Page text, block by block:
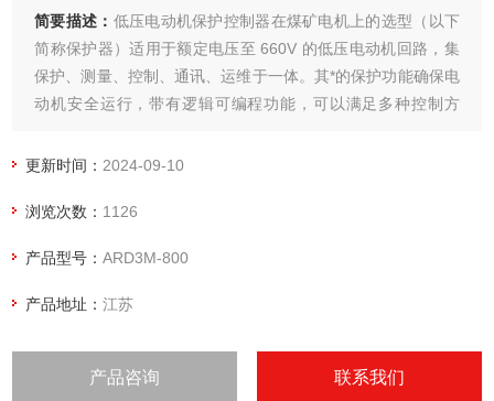
简要描述： 低压电动机保护控制器在煤矿电机上的选型（以下
简称保护器）适用于额定电压至 660V 的低压电动机回路，集
保护、测量、控制、通讯、运维于一体。其*的保护功能确保电
动机安全运行，带有逻辑可编程功能，可以满足多种控制方
式结构，由主体、显示单元、互感器和选配的通讯模块组成，
更新时间： 2024-09-10
浏览次数： 1126
产品型号：ARD3M-800
产品地址：江苏
产品咨询 联系我们